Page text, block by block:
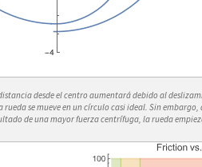
desde el centro aumentará debido al
se mueve en un círculo casi ideal. Sin embargo,
de una mayor fuerza centrífuga, la rueda